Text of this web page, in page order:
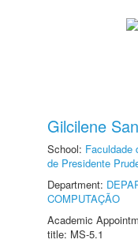
Gilcilene
School: Faculdade
de Presidente
Department:
COMPUTAÇÃO
Academic
title: MS-5.1